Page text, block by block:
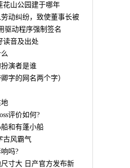
花山公园建于哪年
动纠纷，致使董事长被
驱动程序强制签名
读音及出处
演者是谁
字的网名两个字）
评价如何?
和有蓬小船
古风霸气
吗?
寸大 日产官方发布新